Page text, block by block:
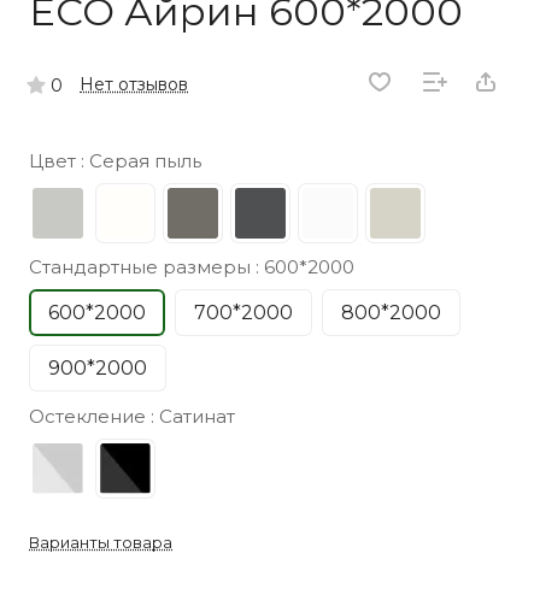
ECO Айрин 600*2000
0 Нет отзывов
Цвет : Серая пыль
Стандартные размеры : 600*2000
600*2000
700*2000 800*2000
900*2000
Остекление : Сатинат
Варианты товара